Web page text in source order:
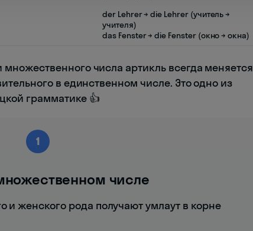
der Lehrer → die Lehrer (учитель →
учителя)
das Fenster → die Fenster (окно → окна)
числа артикль всегда меняется
в единственном числе. Это одно из
грамматике 👍
1
числе
и женского рода получают умлаут в корне